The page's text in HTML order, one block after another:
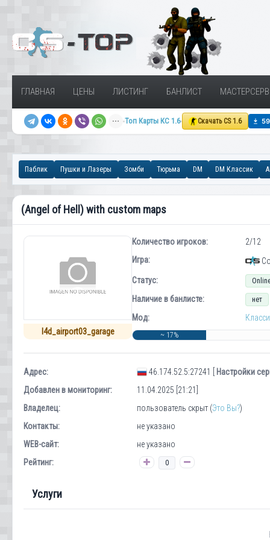
ГЛАВНАЯ ЦЕНЫ ЛИСТИНГ БАНЛИСТ
Топ Карты КС 1.6 Скачать CS 1.6
Паблик Пушки и Лазеры Зомби Тюрьма DM DM Классик
(Angel of Hell) with custom maps
l4d_airport03_garage
Количество игроков:
2/12
Игра:
Статус:
Наличие в банлисте: нет
Мод:
~ 17%
Адрес: 46.174.52.5:27241 [
Настройки
Добавлен в мониторинг:
11.04.2025 [21:21]
Владелец:
пользователь скрыт (Это Вы?)
Контакты:
не указано
WEB-сайт:
не указано
Рейтинг:
0
Услуги